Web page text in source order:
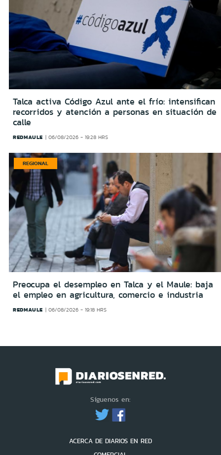
Talca activa Código Azul ante el frío: intensifican
recorridos y atención a personas en situación de
calle
REDMAULE 06/08/2026 - 19:28 HRS
REGIONAL
Preocupa el desempleo en Talca y el Maule: baja
el empleo en agricultura, comercio e industria
REDMAULE 06/08/2026 - 19:18 HRS
Síguenos en:
ACERCA DE DIARIOS EN RED